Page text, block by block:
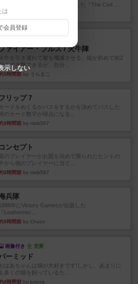
1983年にVictory Gamesが出版した『The Civil ...
1時間前
ァイアー・ブルズ / 火牛陣
火牛を引き連れて敵を殲滅させる。縦か斜めで前2
まで攻撃できるが、自分...
3時間前 by うらまこ
リップ７
カードをめくるかパスをするかを決めてパスした
のカード数字が得点になる...
3時間前 by mob567
コンセプト
のプレイヤーがお題を決めて限られたヒントの
から他のプレイヤーに当て...
3時間前 by mob567
兵隊
1988年にVictory Gamesが出版した
『Leathernec...
3時間前 by Chaco
画像付き 充実
ーミッド
おばあちゃんは猫が大好きです!しかし、あまりに
も多くの猫を飼っているた...
4時間前 by jurong
は
会員登録
示しない